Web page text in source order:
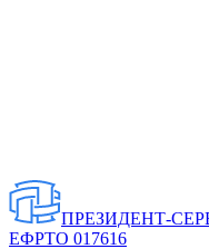
ПРЕЗИДЕНТ-
ЕФРТО 017616